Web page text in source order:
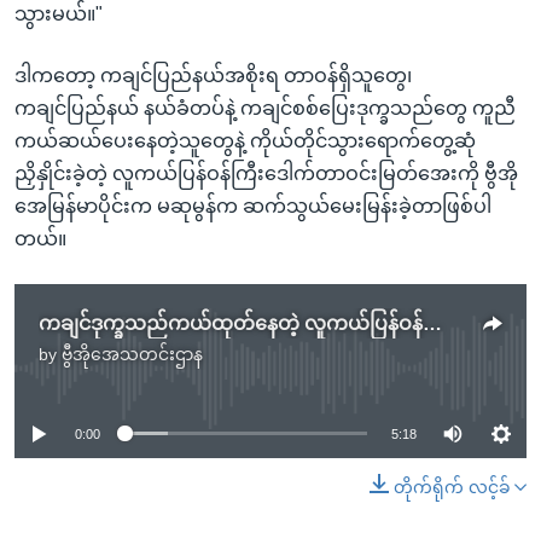
သွားမယ်။"
ဒါကတော့ ကချင်ပြည်နယ်အစိုးရ တာဝန်ရှိသူတွေ၊
ကချင်ပြည်နယ် နယ်ခံတပ်နဲ့ ကချင်စစ်ပြေးဒုက္ခသည်တွေ ကူညီ
ကယ်ဆယ်ပေးနေတဲ့သူတွေနဲ့ ကိုယ်တိုင်သွားရောက်တွေ့ဆုံ
ညှိနှိုင်းခဲ့တဲ့ လူကယ်ပြန်ဝန်ကြီးဒေါက်တာဝင်းမြတ်အေးကို ဗွီအို
အေမြန်မာပိုင်းက မဆုမွန်က ဆက်သွယ်မေးမြန်းခဲ့တာဖြစ်ပါ
တယ်။
ကချင်ဒုက္ခသည်ကယ်ထုတ်နေတဲ့ လူကယ်ပြန်ဝန်ကြီးနဲ့မေးမြန်းခြင်း
by ဗွီအိုအေသတင်းဌာန
No media source currently available
0:00 5:18
တိုက်ရိုက် လင့်ခ်